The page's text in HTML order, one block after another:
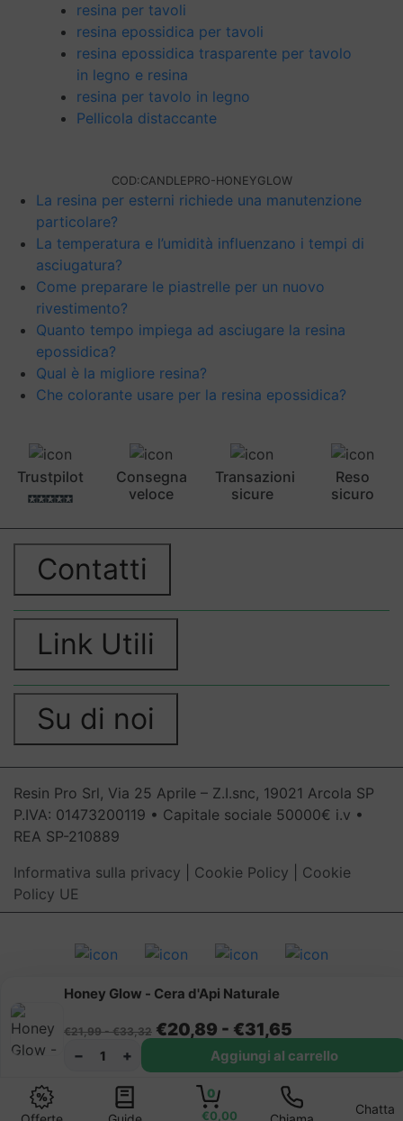
resina per tavoli
resina epossidica per tavoli
resina epossidica trasparente per tavolo
in legno e resina
resina per tavolo in legno
Pellicola distaccante
COD:CANDLEPRO-HONEYGLOW
Honey Glow - Cera d'Api Naturale
€21,99 - €33,32 Fascia di prezzo: da €21,99 a €33,32
€20,89 - €31,65
− 1 + Aggiungi al carrello
La resina per esterni richiede una manutenzione
particolare?
La temperatura e l’umidità influenzano i tempi di
asciugatura?
Come preparare le piastrelle per un nuovo
rivestimento?
Quanto tempo impiega ad asciugare la resina
epossidica?
Qual è la migliore resina?
Che colorante usare per la resina epossidica?
Trustpilot
Consegna
veloce
Transazioni
sicure
Reso
sicuro
Contatti
Link Utili
Su di noi
Resin Pro Srl, Via 25 Aprile – Z.I.snc, 19021 Arcola SP
P.IVA: 01473200119 • Capitale sociale 50000€ i.v •
REA SP-210889
Informativa sulla privacy
Cookie Policy
Cookie
Policy UE
0
€0,00
Chatta